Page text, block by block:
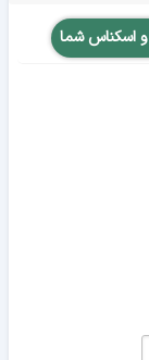
اسکناس شما